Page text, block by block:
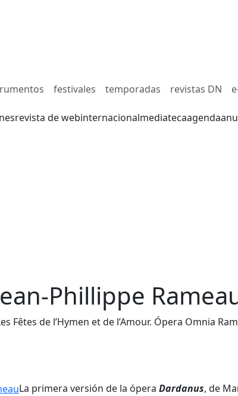
festivales temporadas revistas DN
revista de webinternacionalmediatecaagenda
Phillippe
Fêtes de l’Hymen et de l’Amour. Ópera Omnia
La primera versión de la ópera Dardanus, de